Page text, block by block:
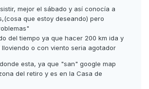
mejor el sábado y así conocía a
que estoy deseando) pero
del tiempo ya que hacer 200 km ida y
lloviendo o con viento seria agotador
esta, ya que "san" google map
del retiro y es en la Casa de